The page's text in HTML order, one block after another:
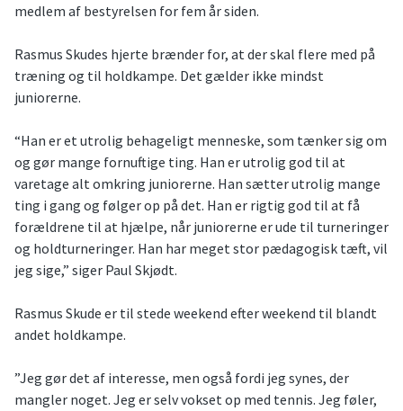
medlem af bestyrelsen for fem år siden.
Rasmus Skudes hjerte brænder for, at der skal flere med på
træning og til holdkampe. Det gælder ikke mindst
juniorerne.
“Han er et utrolig behageligt menneske, som tænker sig om
og gør mange fornuftige ting. Han er utrolig god til at
varetage alt omkring juniorerne. Han sætter utrolig mange
ting i gang og følger op på det. Han er rigtig god til at få
forældrene til at hjælpe, når juniorerne er ude til turneringer
og holdturneringer. Han har meget stor pædagogisk tæft, vil
jeg sige,” siger Paul Skjødt.
Rasmus Skude er til stede weekend efter weekend til blandt
andet holdkampe.
”Jeg gør det af interesse, men også fordi jeg synes, der
mangler noget. Jeg er selv vokset op med tennis. Jeg føler,